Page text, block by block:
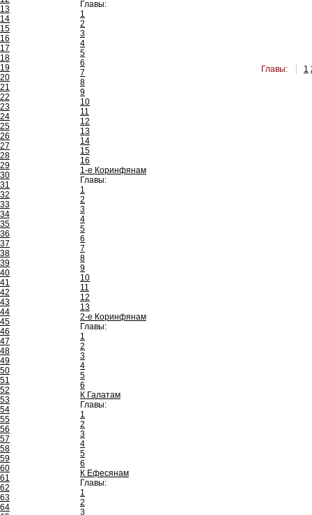
13
14
15
16
17
18
19
20
21
22
23
24
25
26
27
28
29
30
31
32
33
34
35
36
37
38
39
40
41
42
43
44
45
46
47
48
49
50
51
52
53
54
55
56
57
58
59
60
61
62
63
64
Главы:
1
2
3
4
5
6
7
8
9
10
11
12
13
14
15
16
1-е Коринфянам
Главы:
1
2
3
4
5
6
7
8
9
10
11
12
13
2-е Коринфянам
Главы:
1
2
3
4
5
6
К Галатам
Главы:
1
2
3
4
5
6
К Ефесянам
Главы:
1
2
3
Главы: 1